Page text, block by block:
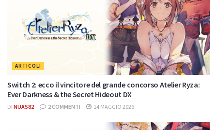
ARTICOLI
Switch 2: ecco il vincitore del grande concorso Atelier Ryza:
Ever Darkness & the Secret Hideout DX
DI NUAS82 2 COMMENTI 14 MAGGIO 2026